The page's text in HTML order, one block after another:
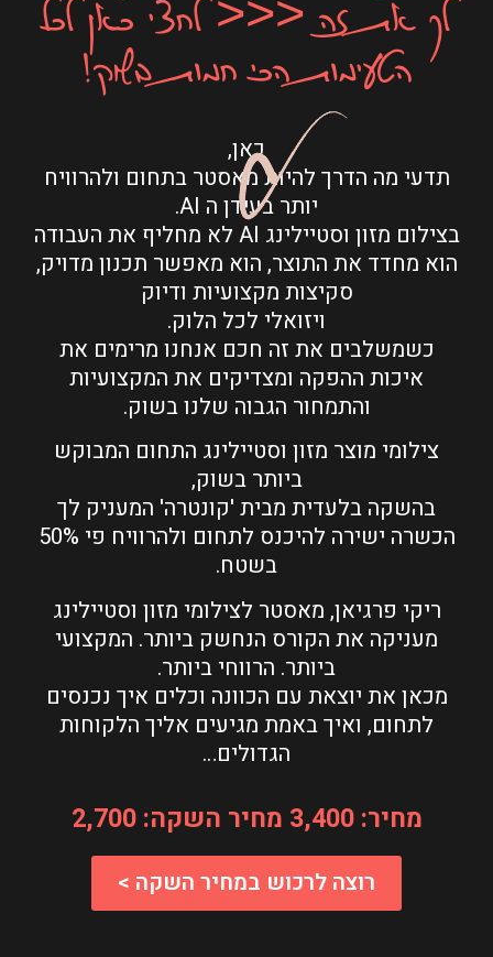
לך את זה <<< לחצי כאן לכל
הטעימות הכי חמות בשוק!
כאן,
תדעי מה הדרך להיות מאסטר בתחום ולהרוויח
יותר בעידן ה AI.
בצילום מזון וסטיילינג AI לא מחליף את העבודה
הוא מחדד את התוצר, הוא מאפשר תכנון מדויק,
סקיצות מקצועיות ודיוק
ויזואלי לכל הלוק.
כשמשלבים את זה חכם אנחנו מרימים את
איכות ההפקה ומצדיקים את המקצועיות
והתמחור הגבוה שלנו בשוק.
צילומי מוצר מזון וסטיילינג התחום המבוקש
ביותר בשוק,
בהשקה בלעדית מבית 'קונטרה' המעניק לך
הכשרה ישירה להיכנס לתחום ולהרוויח פי 50%
בשטח.
ריקי פרגיאן, מאסטר לצילומי מזון וסטיילינג
מעניקה את הקורס הנחשק ביותר. המקצועי
ביותר. הרווחי ביותר.
מכאן את יוצאת עם הכוונה וכלים איך נכנסים
לתחום, ואיך באמת מגיעים אליך הלקוחות
הגדולים…
מחיר: 3,400 מחיר השקה: 2,700
רוצה לרכוש במחיר השקה >